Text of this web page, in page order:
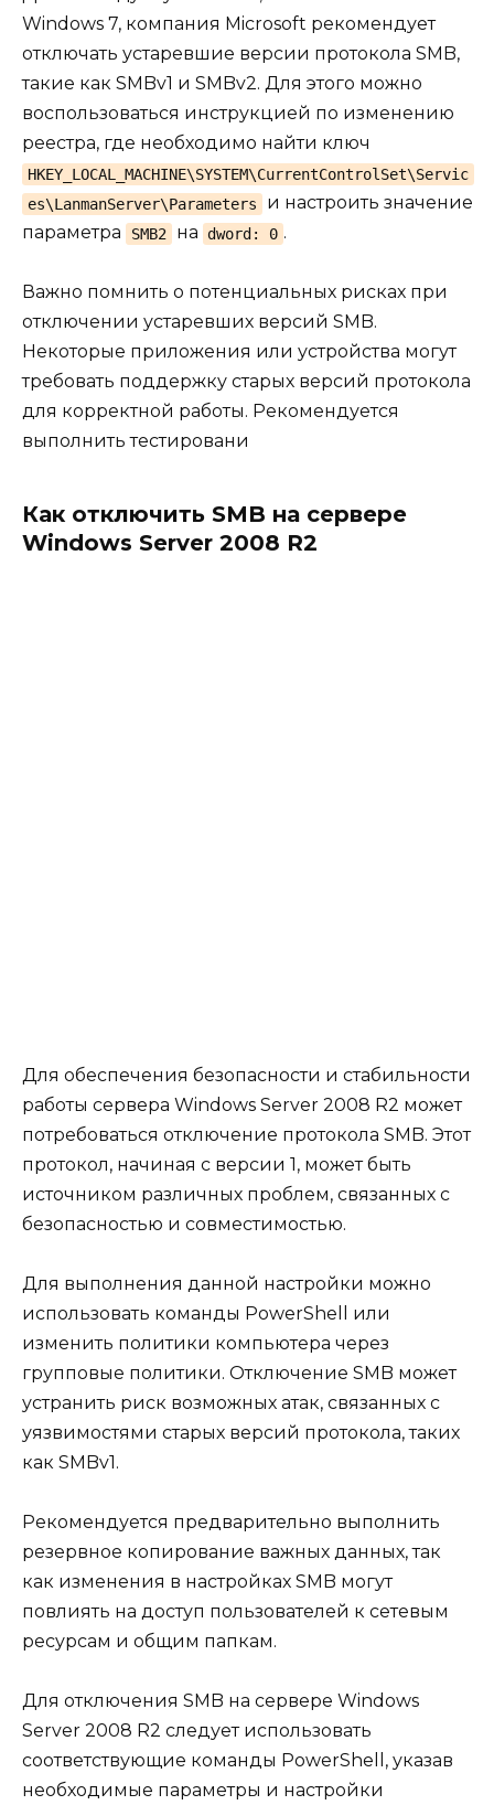
Windows 7, компания Microsoft рекомендует
отключать устаревшие версии протокола SMB,
такие как SMBv1 и SMBv2. Для этого можно
воспользоваться инструкцией по изменению
реестра, где необходимо найти ключ
HKEY_LOCAL_MACHINE\SYSTEM\CurrentControlSet\Servic
es\LanmanServer\Parameters
и настроить значение
параметра
SMB2 на dword: 0 .
Важно помнить о потенциальных рисках при
отключении устаревших версий SMB.
Некоторые приложения или устройства могут
требовать поддержку старых версий протокола
для корректной работы. Рекомендуется
выполнить тестировани
Как отключить SMB на сервере
Windows Server 2008 R2
Для обеспечения безопасности и стабильности
работы сервера Windows Server 2008 R2 может
потребоваться отключение протокола SMB. Этот
протокол, начиная с версии 1, может быть
источником различных проблем, связанных с
безопасностью и совместимостью.
Для выполнения данной настройки можно
использовать команды PowerShell или
изменить политики компьютера через
групповые политики. Отключение SMB может
устранить риск возможных атак, связанных с
уязвимостями старых версий протокола, таких
как SMBv1.
Рекомендуется предварительно выполнить
резервное копирование важных данных, так
как изменения в настройках SMB могут
повлиять на доступ пользователей к сетевым
ресурсам и общим папкам.
Для отключения SMB на сервере Windows
Server 2008 R2 следует использовать
соответствующие команды PowerShell, указав
необходимые параметры и настройки